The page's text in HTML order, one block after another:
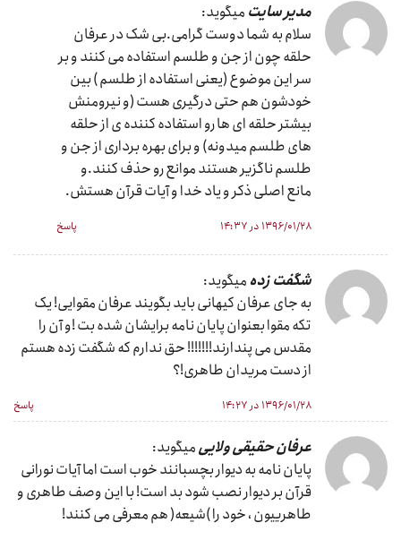
مدیر سایت میگوید:
سلام به شما دوست گرامی.بی شک در عرفان
حلقه چون از جن و طلسم استفاده می کنند و بر
سر این موضوع (یعنی استفاده از طلسم ) بین
خودشون هم حتی درگیری هست (و نیرومنش
بیشتر حلقه ای ها رو استفاده کننده ی از حلقه
های طلسم میدونه) و برای بهره برداری از جن و
طلسم ناگزیر هستند موانع رو حذف کنند.و
مانع اصلی ذکر و یاد خدا و آیات قرآن هستش.
۱۳۹۶/۰۱/۲۸ در ۱۴:۳۷ پاسخ
شگفت زده میگوید:
به جای عرفان کیهانی باید بگویند عرفان مقوایی! یک
تکه مقوا بعنوان پایان نامه برایشان شده بت !و آن را
مقدس می پندارند!!!!!!! حق ندارم که شگفت زده هستم
از دست مریدان طاهری!؟
۱۳۹۶/۰۱/۲۸ در ۱۴:۲۷ پاسخ
عرفان حقیقی ولاییمیگوید:
پایان نامه به دیوار بچسبانند خوب است اما آیات نورانی
قرآن بر دیوار نصب شود بد است! با این وصف طاهری و
طاهرییون ، خود را )شیعه( هم معرفی می کنند!